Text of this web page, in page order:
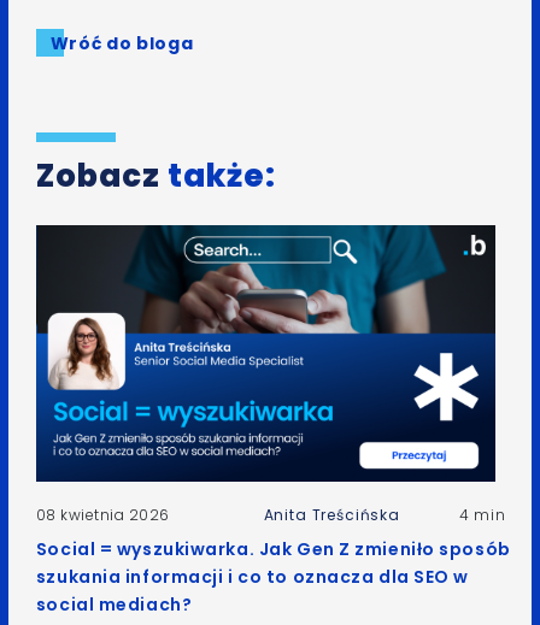
Wróć do bloga
Zobacz także:
08 kwietnia 2026 Anita Treścińska 4 min
Social = wyszukiwarka. Jak Gen Z zmieniło sposób
szukania informacji i co to oznacza dla SEO w
social mediach?